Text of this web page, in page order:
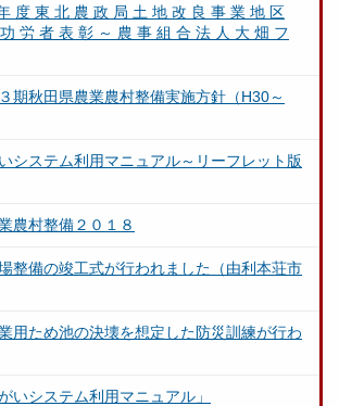
度 東 北 農 政 局 土 地 改 良 事 業 地 区
労 者 表 彰 ～ 農 事 組 合 法 人 大 畑 フ
期秋田県農業農村整備実施方針（H30～
システム利用マニュアル～リーフレット版
農村整備２０１８
整備の竣工式が行われました（由利本荘市
用ため池の決壊を想定した防災訓練が行わ
いシステム利用マニュアル」